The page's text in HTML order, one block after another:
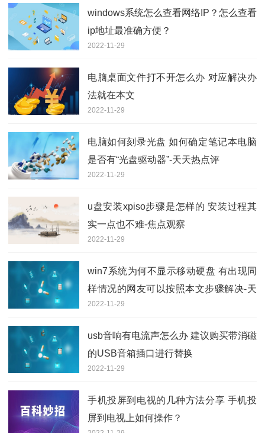
windows系统怎么查看网络IP？怎么查看
ip地址最准确方便？
2022-11-29
电脑桌面文件打不开怎么办 对应解决办
法就在本文
2022-11-29
电脑如何刻录光盘 如何确定笔记本电脑
是否有“光盘驱动器”-天天热点评
2022-11-29
u盘安装xpiso步骤是怎样的 安装过程其
实一点也不难-焦点观察
2022-11-29
win7系统为何不显示移动硬盘 有出现同
样情况的网友可以按照本文步骤解决-天
天观察
2022-11-29
usb音响有电流声怎么办 建议购买带消磁
的USB音箱插口进行替换
2022-11-29
手机投屏到电视的几种方法分享 手机投
屏到电视上如何操作？